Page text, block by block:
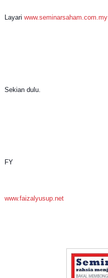
Layari www.seminarsaham.com.my
Sekian dulu.
FY
www.faizalyusup.net